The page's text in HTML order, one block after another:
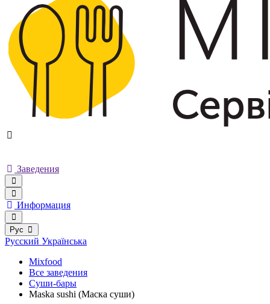
Заведения
Информация
Рус
Русский Українська
Mixfood
Все заведения
Суши-бары
Maska sushi (Маска суши)